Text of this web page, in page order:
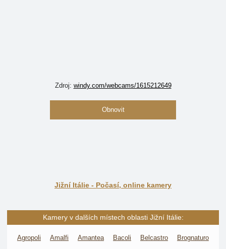
Zdroj: windy.com/webcams/1615212649
Obnovit
Jižní Itálie - Počasí, online kamery
Kamery v dalších místech oblasti Jižní Itálie:
Agropoli Amalfi Amantea Bacoli Belcastro Brognaturo